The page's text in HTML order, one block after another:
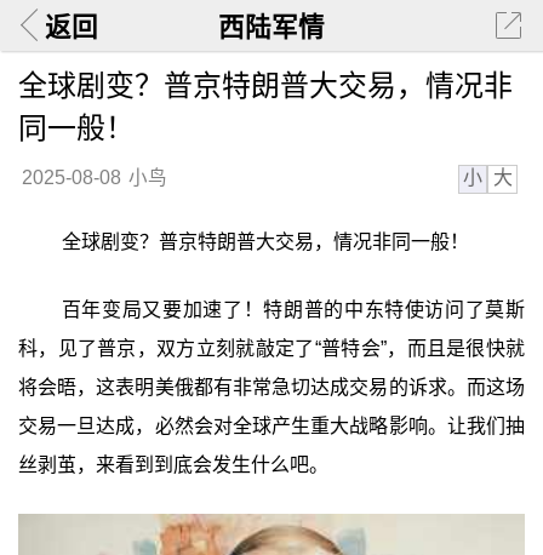
返回 西陆军情
全球剧变？普京特朗普大交易，情况非
同一般！
2025-08-08 小鸟 小 大
全球剧变？普京特朗普大交易，情况非同一般！
百年变局又要加速了！特朗普的中东特使访问了莫斯
科，见了普京，双方立刻就敲定了“普特会”，而且是很快就
将会晤，这表明美俄都有非常急切达成交易的诉求。而这场
交易一旦达成，必然会对全球产生重大战略影响。让我们抽
丝剥茧，来看到到底会发生什么吧。